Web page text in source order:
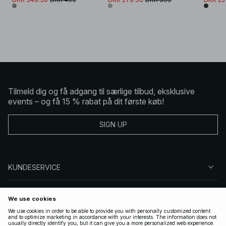
Tilmeld dig og få adgang til særlige tilbud, eksklusive
events – og få 15 % rabat på dit første køb!
SIGN UP
KUNDESERVICE
FØLG OS